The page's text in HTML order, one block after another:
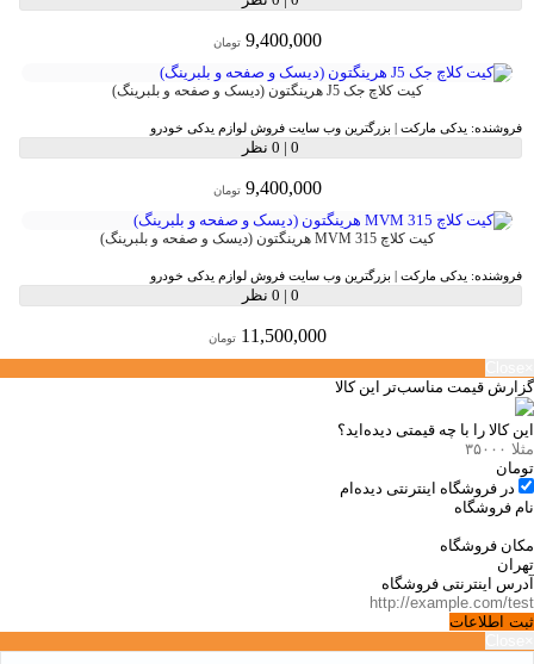
9,400,000 تومان
کیت کلاچ جک J5 هرینگتون (دیسک و صفحه و بلبرینگ)
فروشنده: یدکی مارکت | بزرگترین وب سایت فروش لوازم یدکی خودرو
0
| 0 نظر
9,400,000 تومان
کیت کلاچ MVM 315 هرینگتون (دیسک و صفحه و بلبرینگ)
فروشنده: یدکی مارکت | بزرگترین وب سایت فروش لوازم یدکی خودرو
0
| 0 نظر
11,500,000 تومان
گزارش قیمت مناسب‌تر این کالا
این کالا را با چه قیمتی دیده‌اید؟
تومان
در فروشگاه اینترنتی دیده‌ام
نام فروشگاه
مکان فروشگاه
آدرس اینترنتی فروشگاه
ثبت اطلاعات